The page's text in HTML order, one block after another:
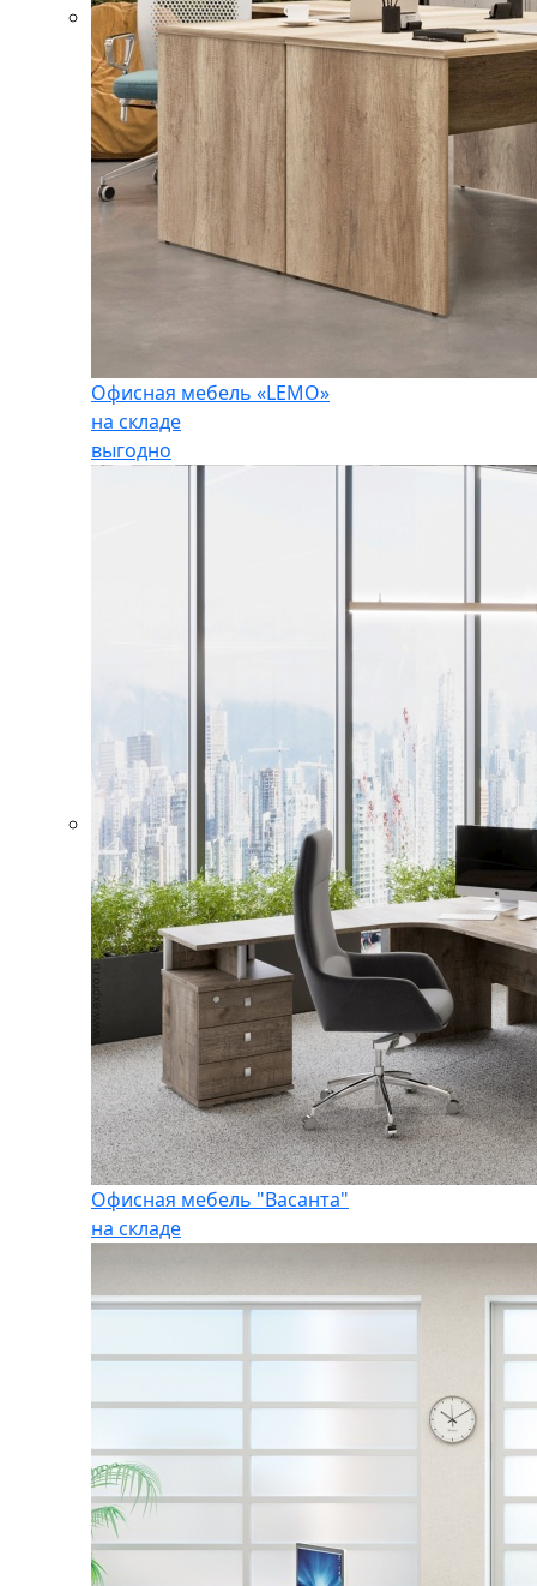
Офисная мебель «LEMO»
на складе
выгодно
Офисная мебель "Васанта"
на складе